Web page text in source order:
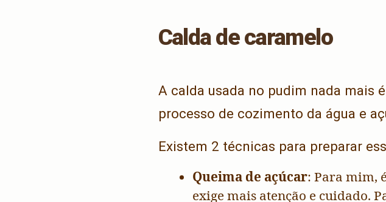
Calda de caramelo
A calda usada no pudim nada mais
processo de cozimento da água e
Existem 2 técnicas para preparar
Queima de açúcar: Para mim,
exige mais atenção e cuidado.